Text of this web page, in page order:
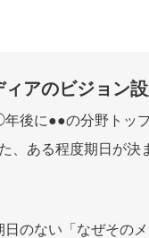
アのビジョン
年後に●●の分野トッ
、ある程度期日が決
日のない「なぜその